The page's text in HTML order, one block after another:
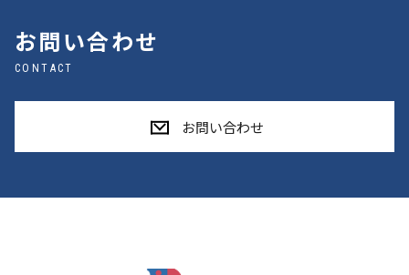
お問い合わせ
CONTACT
お問い合わせ